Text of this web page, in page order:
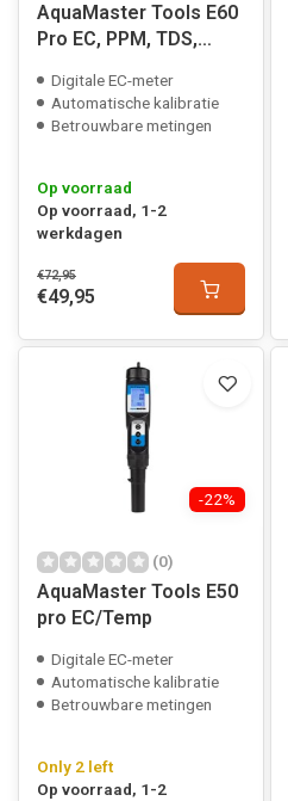
AquaMaster Tools E60
Pro EC, PPM, TDS,
Digitale EC-meter
Automatische kalibratie
Betrouwbare metingen
Op voorraad
Op voorraad, 1-2
werkdagen
€72,95
€49,95
-22%
(0)
AquaMaster Tools E50
pro EC/Temp
Digitale EC-meter
Automatische kalibratie
Betrouwbare metingen
Only 2 left
Op voorraad, 1-2